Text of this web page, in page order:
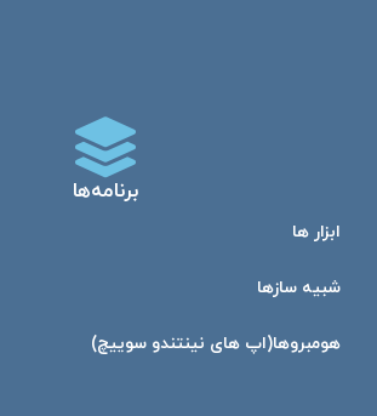
برنامه‌ها
ابزار ها
شبیه ساز‌ها
هومبرو‌ها(اپ های نینتندو سوییچ)